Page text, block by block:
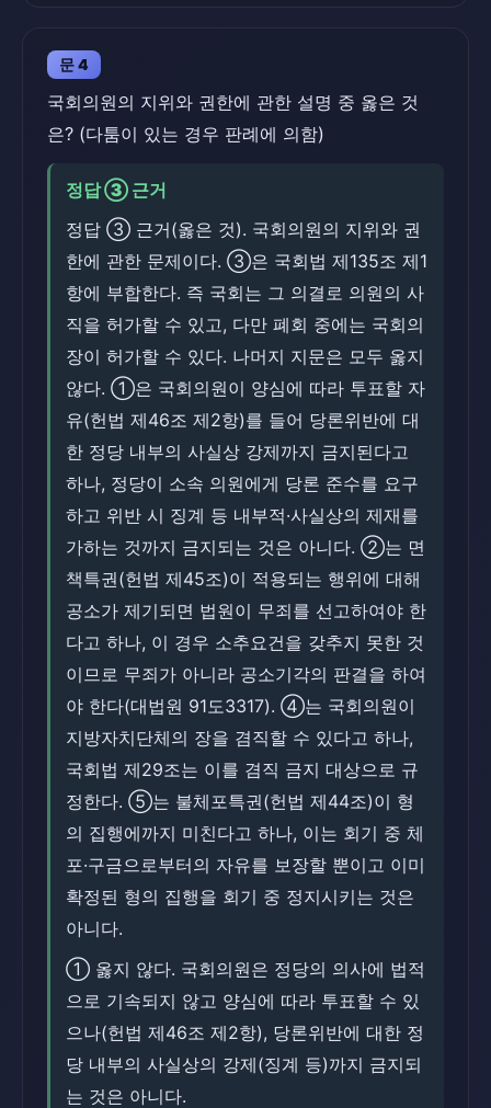
문 4
국회의원의 지위와 권한에 관한 설명 중 옳은 것
은? (다툼이 있는 경우 판례에 의함)
정답 ③ 근거
정답 ③ 근거(옳은 것). 국회의원의 지위와 권
한에 관한 문제이다. ③은 국회법 제135조 제1
항에 부합한다. 즉 국회는 그 의결로 의원의 사
직을 허가할 수 있고, 다만 폐회 중에는 국회의
장이 허가할 수 있다. 나머지 지문은 모두 옳지
않다. ①은 국회의원이 양심에 따라 투표할 자
유(헌법 제46조 제2항)를 들어 당론위반에 대
한 정당 내부의 사실상 강제까지 금지된다고
하나, 정당이 소속 의원에게 당론 준수를 요구
하고 위반 시 징계 등 내부적·사실상의 제재를
가하는 것까지 금지되는 것은 아니다. ②는 면
책특권(헌법 제45조)이 적용되는 행위에 대해
공소가 제기되면 법원이 무죄를 선고하여야 한
다고 하나, 이 경우 소추요건을 갖추지 못한 것
이므로 무죄가 아니라 공소기각의 판결을 하여
야 한다(대법원 91도3317). ④는 국회의원이
지방자치단체의 장을 겸직할 수 있다고 하나,
국회법 제29조는 이를 겸직 금지 대상으로 규
정한다. ⑤는 불체포특권(헌법 제44조)이 형
의 집행에까지 미친다고 하나, 이는 회기 중 체
포·구금으로부터의 자유를 보장할 뿐이고 이미
확정된 형의 집행을 회기 중 정지시키는 것은
아니다.
① 옳지 않다. 국회의원은 정당의 의사에 법적
으로 기속되지 않고 양심에 따라 투표할 수 있
으나(헌법 제46조 제2항), 당론위반에 대한 정
당 내부의 사실상의 강제(징계 등)까지 금지되
는 것은 아니다.